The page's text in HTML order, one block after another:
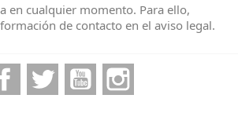
en cualquier momento. Para ello,
de contacto en el aviso legal.
FacebookTwitter YouTube